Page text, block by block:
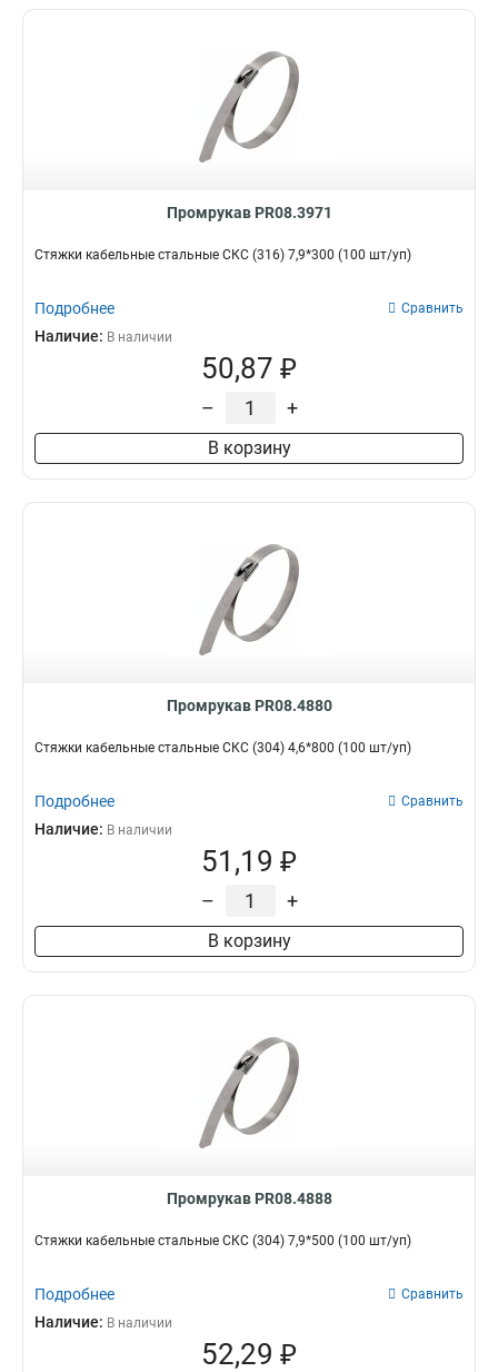
Промрукав PR08.3971
Стяжки кабельные стальные СКС (316) 7,9*300 (100 шт/уп)
Подробнее Сравнить
Наличие: В наличии
50,87 ₽
– +
В корзину
Промрукав PR08.4880
Стяжки кабельные стальные СКС (304) 4,6*800 (100 шт/уп)
Подробнее Сравнить
Наличие: В наличии
51,19 ₽
– +
В корзину
Промрукав PR08.4888
Стяжки кабельные стальные СКС (304) 7,9*500 (100 шт/уп)
Подробнее Сравнить
Наличие: В наличии
52,29 ₽